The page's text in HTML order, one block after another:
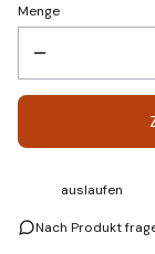
Menge
auslaufen
Nach Produkt